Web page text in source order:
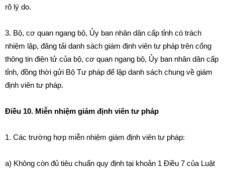
rõ lý do.
3. Bộ, cơ quan ngang bộ, Ủy ban nhân dân cấp tỉnh có trách
nhiệm lập, đăng tải danh sách giám định viên tư pháp trên cổng
thông tin điện tử của bộ, cơ quan ngang bộ, Ủy ban nhân dân cấp
tỉnh, đồng thời gửi Bộ Tư pháp để lập danh sách chung về giám
định viên tư pháp.
Điều 10. Miễn nhiệm giám định viên tư pháp
1. Các trường hợp miễn nhiệm giám định viên tư pháp:
a) Không còn đủ tiêu chuẩn quy định tại khoản 1 Điều 7 của Luật